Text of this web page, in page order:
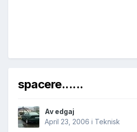
spacere......
Av edgaj
April 23, 2006 i Teknisk